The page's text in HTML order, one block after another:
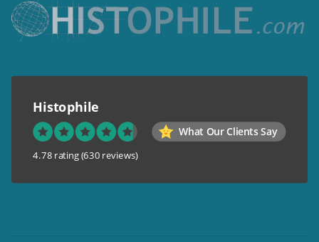
Histophile
What Our Clients Say
4.78 rating (630 reviews)